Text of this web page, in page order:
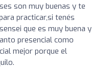
son muy buenas y te
practicar,si tenés
que es muy buena y
presencial como
mejor porque el